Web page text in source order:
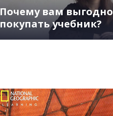
Почему вам выгодно
покупать учебник?